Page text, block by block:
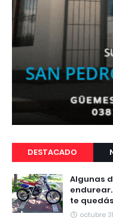
DESTACADO
Algunas
endurear.
te
octubre